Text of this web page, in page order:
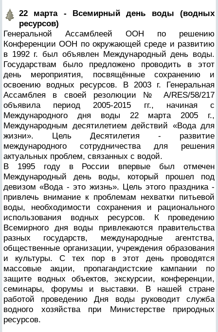
22 марта - Всемирный день воды (водных
ресурсов)
Генеральной Ассамблеей ООН по решению
Конференции ООН по окружающей среде и развитию
в 1992 г. был объявлен Международный день воды.
Государствам было предложено проводить в этот
день мероприятия, посвящённые сохранению и
освоению водных ресурсов. В 2003 г. Генеральная
Ассамблея в своей резолюции № A/RES/58/217
объявила период 2005-2015 гг., начиная с
Международного дня воды 22 марта 2005 г.,
Международным десятилетием действий «Вода для
жизни». Цель Десятилетия - развитие
международного сотрудничества для решения
актуальных проблем, связанных с водой.
В 1995 году в России впервые был отмечен
Международный день воды, который прошел под
девизом «Вода - это жизнь». Цель этого праздника -
привлечь внимание к проблемам нехватки питьевой
воды, необходимости сохранения и рационального
использования водных ресурсов. К проведению
Всемирного дня воды привлекаются правительства
разных государств, международные агентства,
общественные организации, учреждения образования
и культуры. С тех пор в этот день проводятся
массовые акции, пропагандистские кампании по
защите водных объектов, экскурсии, конференции,
семинары, форумы и выставки. В нашей стране
работой проведению Дня воды руководит служба
водного хозяйства при Министерстве природных
ресурсов.